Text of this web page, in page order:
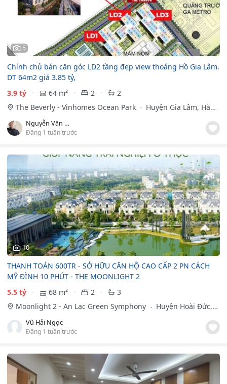
5
Chính chủ bán căn góc LD2 tầng đẹp view thoáng Hồ Gia Lâm.
DT 64m2 giá 3.85 tỷ,
3.9 tỷ
64 m² 2
2
The Beverly - Vinhomes Ocean Park
Huyện Gia Lâm, Hà
Nguyễn Văn Thành
Đăng 1 tuần trước
10
THANH TOÁN 600TR - SỞ HỮU CĂN HỘ CAO CẤP 2 PN CÁCH
MỸ ĐÌNH 10 PHÚT - THE MOONLIGHT 2
5.5 tỷ
68 m² 2
3
Moonlight 2 - An Lạc Green Symphony
Huyện Hoài Đức,
Vũ Hải Ngọc
Đăng 1 tuần trước